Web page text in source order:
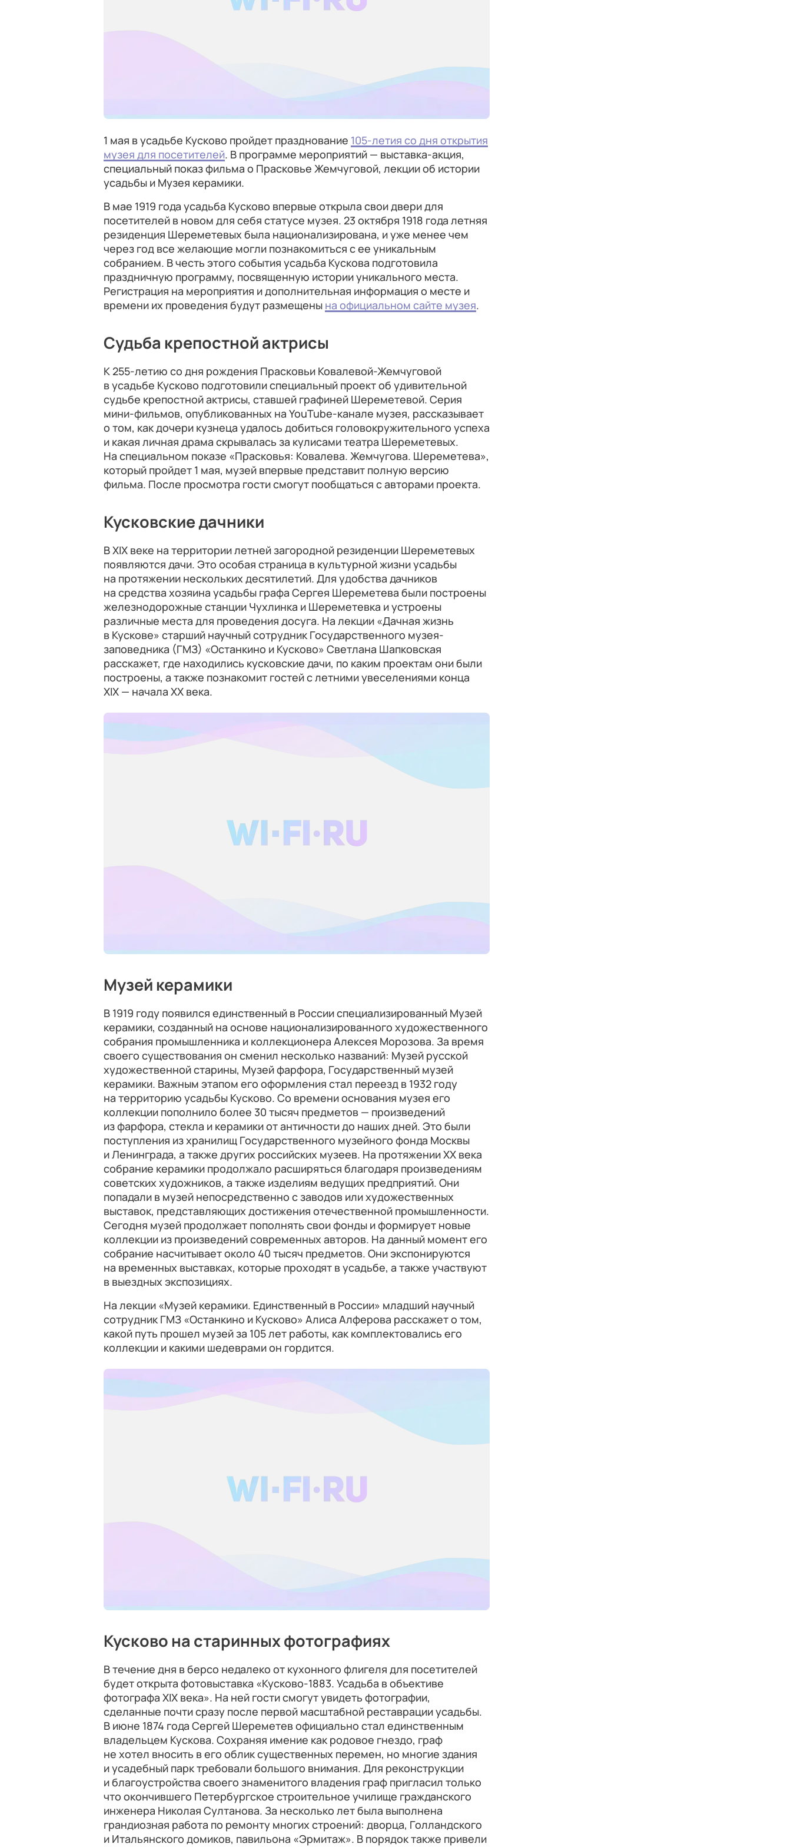
1 мая в усадьбе Кусково пройдет празднование 105-летия со дня открытия
музея для посетителей. В программе мероприятий — выставка-акция,
специальный показ фильма о Прасковье Жемчуговой, лекции об истории
усадьбы и Музея керамики.
В мае 1919 года усадьба Кусково впервые открыла свои двери для
посетителей в новом для себя статусе музея. 23 октября 1918 года летняя
резиденция Шереметевых была национализирована, и уже менее чем
через год все желающие могли познакомиться с ее уникальным
собранием. В честь этого события усадьба Кускова подготовила
праздничную программу, посвященную истории уникального места.
Регистрация на мероприятия и дополнительная информация о месте и
времени их проведения будут размещены на официальном сайте музея.
Судьба крепостной актрисы
К 255-летию со дня рождения Прасковьи Ковалевой-Жемчуговой
в усадьбе Кусково подготовили специальный проект об удивительной
судьбе крепостной актрисы, ставшей графиней Шереметевой. Серия
мини-фильмов, опубликованных на YouTube-канале музея, рассказывает
о том, как дочери кузнеца удалось добиться головокружительного успеха
и какая личная драма скрывалась за кулисами театра Шереметевых.
На специальном показе «Прасковья: Ковалева. Жемчугова. Шереметева»,
который пройдет 1 мая, музей впервые представит полную версию
фильма. После просмотра гости смогут пообщаться с авторами проекта.
Кусковские дачники
В XIX веке на территории летней загородной резиденции Шереметевых
появляются дачи. Это особая страница в культурной жизни усадьбы
на протяжении нескольких десятилетий. Для удобства дачников
на средства хозяина усадьбы графа Сергея Шереметева были построены
железнодорожные станции Чухлинка и Шереметевка и устроены
различные места для проведения досуга. На лекции «Дачная жизнь
в Кускове» старший научный сотрудник Государственного музея-
заповедника (ГМЗ) «Останкино и Кусково» Светлана Шапковская
расскажет, где находились кусковские дачи, по каким проектам они были
построены, а также познакомит гостей с летними увеселениями конца
XIX — начала XX века.
Музей керамики
В 1919 году появился единственный в России специализированный Музей
керамики, созданный на основе национализированного художественного
собрания промышленника и коллекционера Алексея Морозова. За время
своего существования он сменил несколько названий: Музей русской
художественной старины, Музей фарфора, Государственный музей
керамики. Важным этапом его оформления стал переезд в 1932 году
на территорию усадьбы Кусково. Со времени основания музея его
коллекции пополнило более 30 тысяч предметов — произведений
из фарфора, стекла и керамики от античности до наших дней. Это были
поступления из хранилищ Государственного музейного фонда Москвы
и Ленинграда, а также других российских музеев. На протяжении XX века
собрание керамики продолжало расширяться благодаря произведениям
советских художников, а также изделиям ведущих предприятий. Они
попадали в музей непосредственно с заводов или художественных
выставок, представляющих достижения отечественной промышленности.
Сегодня музей продолжает пополнять свои фонды и формирует новые
коллекции из произведений современных авторов. На данный момент его
собрание насчитывает около 40 тысяч предметов. Они экспонируются
на временных выставках, которые проходят в усадьбе, а также участвуют
в выездных экспозициях.
На лекции «Музей керамики. Единственный в России» младший научный
сотрудник ГМЗ «Останкино и Кусково» Алиса Алферова расскажет о том,
какой путь прошел музей за 105 лет работы, как комплектовались его
коллекции и какими шедеврами он гордится.
Кусково на старинных фотографиях
В течение дня в берсо недалеко от кухонного флигеля для посетителей
будет открыта фотовыставка «Кусково-1883. Усадьба в объективе
фотографа XIX века». На ней гости смогут увидеть фотографии,
сделанные почти сразу после первой масштабной реставрации усадьбы.
В июне 1874 года Сергей Шереметев официально стал единственным
владельцем Кускова. Сохраняя имение как родовое гнездо, граф
не хотел вносить в его облик существенных перемен, но многие здания
и усадебный парк требовали большого внимания. Для реконструкции
и благоустройства своего знаменитого владения граф пригласил только
что окончившего Петербургское строительное училище гражданского
инженера Николая Султанова. За несколько лет была выполнена
грандиозная работа по ремонту многих строений: дворца, Голландского
и Итальянского домиков, павильона «Эрмитаж». В порядок также привели